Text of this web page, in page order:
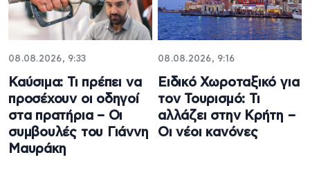
08.08.2026, 9:33
Καύσιμα: Τι πρέπει να
προσέχουν οι οδηγοί
στα πρατήρια – Οι
συμβουλές του Γιάννη
Μαυράκη
08.08.2026, 9:16
Ειδικό Χωροταξικό για
τον Τουρισμό: Τι
αλλάζει στην Κρήτη –
Οι νέοι κανόνες